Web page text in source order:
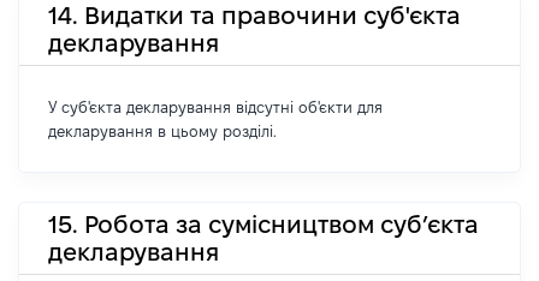
14. Видатки та правочини суб'єкта
декларування
У суб'єкта декларування відсутні об'єкти для
декларування в цьому розділі.
15. Робота за сумісництвом суб’єкта
декларування